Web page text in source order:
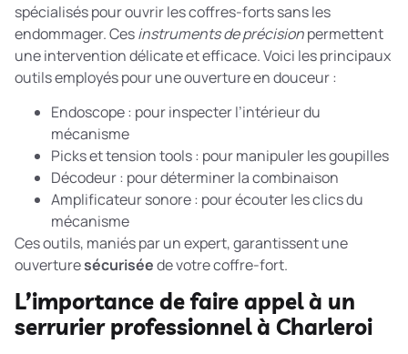
spécialisés pour ouvrir les coffres-forts sans les
endommager. Cesinstruments de précisionpermettent
une intervention délicate et efficace. Voici les principaux
outils employés pour une ouverture en douceur :
Endoscope : pour inspecter l’intérieur du
mécanisme
Picks et tension tools : pour manipuler les goupilles
Décodeur : pour déterminer la combinaison
Amplificateur sonore : pour écouter les clics du
mécanisme
Ces outils, maniés par un expert, garantissent une
ouverturesécuriséede votre coffre-fort.
L’importance de faire appel à un
serrurier professionnel à Charleroi